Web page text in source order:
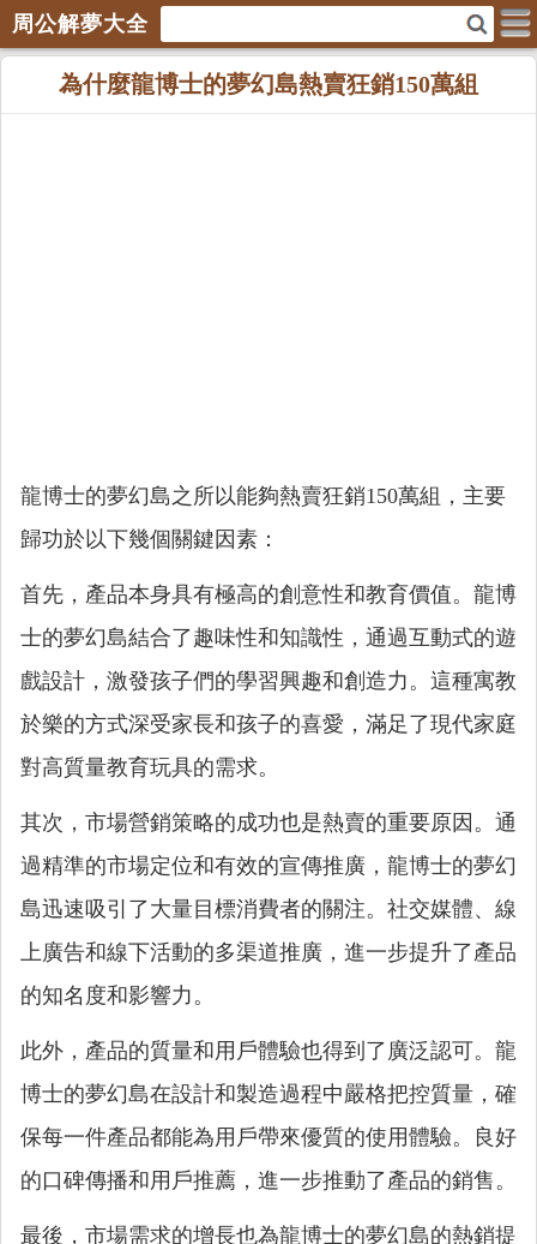
周公解夢大全
為什麼龍博士的夢幻島熱賣狂銷150萬組
龍博士的夢幻島之所以能夠熱賣狂銷150萬組，主要
歸功於以下幾個關鍵因素：
首先，產品本身具有極高的創意性和教育價值。龍博
士的夢幻島結合了趣味性和知識性，通過互動式的遊
戲設計，激發孩子們的學習興趣和創造力。這種寓教
於樂的方式深受家長和孩子的喜愛，滿足了現代家庭
對高質量教育玩具的需求。
其次，市場營銷策略的成功也是熱賣的重要原因。通
過精準的市場定位和有效的宣傳推廣，龍博士的夢幻
島迅速吸引了大量目標消費者的關注。社交媒體、線
上廣告和線下活動的多渠道推廣，進一步提升了產品
的知名度和影響力。
此外，產品的質量和用戶體驗也得到了廣泛認可。龍
博士的夢幻島在設計和製造過程中嚴格把控質量，確
保每一件產品都能為用戶帶來優質的使用體驗。良好
的口碑傳播和用戶推薦，進一步推動了產品的銷售。
最後，市場需求的增長也為龍博士的夢幻島的熱銷提